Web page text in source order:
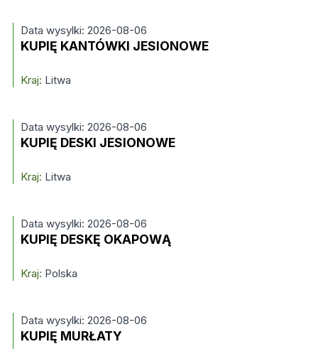
Data wysylki: 2026-08-06
KUPIĘ KANTÓWKI JESIONOWE
Kraj: Litwa
Data wysylki: 2026-08-06
KUPIĘ DESKI JESIONOWE
Kraj: Litwa
Data wysylki: 2026-08-06
KUPIĘ DESKĘ OKAPOWĄ
Kraj: Polska
Data wysylki: 2026-08-06
KUPIĘ MURŁATY